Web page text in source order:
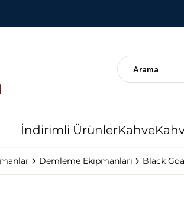
İndirimli ÜrünlerKahve
Demleme Ekipmanları Black